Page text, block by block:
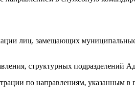
лиц, замещающих
структурных подразделений
по направлениям, указанным в